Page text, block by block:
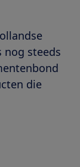
nog steeds
die